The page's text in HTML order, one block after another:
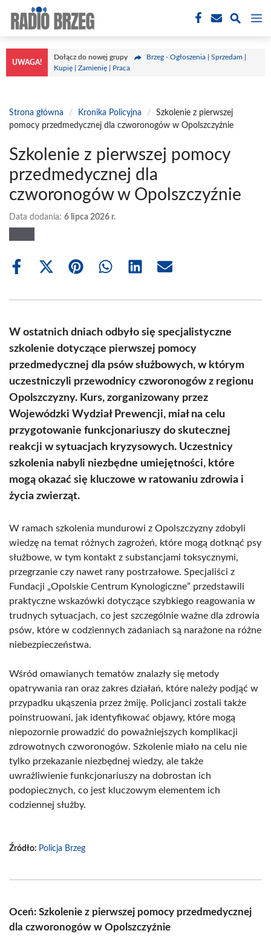
treści
UWAGA!
Dołącz do nowej grupy
Brzeg - Ogłoszenia | Sprzedam |
Kupię | Zamienię | Praca
Strona główna / Kronika Policyjna /
Szkolenie z pierwszej
pomocy przedmedycznej dla czworonogów w Opolszczyźnie
Szkolenie z pierwszej pomocy
przedmedycznej dla
czworonogów w Opolszczyźnie
Data dodania: 6 lipca 2026 r.
Share
Share
(Twitter)
Share Share Share Share
W ostatnich dniach odbyło się specjalistyczne
szkolenie dotyczące pierwszej pomocy
przedmedycznej dla psów służbowych, w którym
uczestniczyli przewodnicy czworonogów z regionu
Opolszczyzny. Kurs, zorganizowany przez
Wojewódzki Wydział Prewencji, miał na celu
przygotowanie funkcjonariuszy do skutecznej
reakcji w sytuacjach kryzysowych. Uczestnicy
szkolenia nabyli niezbędne umiejętności, które
mogą okazać się kluczowe w ratowaniu zdrowia i
życia zwierząt.
W ramach szkolenia mundurowi z Opolszczyzny zdobyli
wiedzę na temat różnych zagrożeń, które mogą dotknąć psy
służbowe, w tym kontakt z substancjami toksycznymi,
przegrzanie czy nawet rany postrzałowe. Specjaliści z
Fundacji „Opolskie Centrum Kynologiczne” przedstawili
praktyczne wskazówki dotyczące szybkiego reagowania w
trudnych sytuacjach, co jest szczególnie ważne dla zdrowia
psów, które w codziennych zadaniach są narażone na różne
niebezpieczeństwa.
Wśród omawianych tematów znalazły się metody
opatrywania ran oraz zakres działań, które należy podjąć w
przypadku ukąszenia przez żmiję. Policjanci zostali także
poinstruowani, jak identyfikować objawy, które mogą
niepozornie prowadzić do poważniejszych komplikacji
zdrowotnych czworonogów. Szkolenie miało na celu nie
tylko przekazanie niezbędnej wiedzy, ale także
uwrażliwienie funkcjonariuszy na dobrostan ich
podopiecznych, co jest kluczowym elementem ich
codziennej służby.
Źródło: Policja Brzeg
Oceń: Szkolenie z pierwszej pomocy przedmedycznej
dla czworonogów w Opolszczyźnie